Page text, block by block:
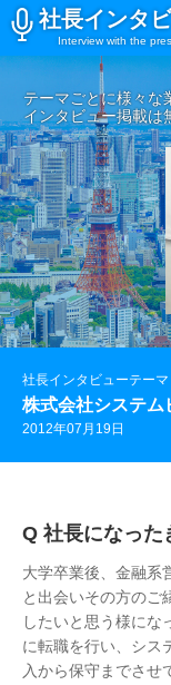
社長インタ
Interview with the
テーマごとに様々な
インタビュー掲載は
社長インタビューテー
株式会社システム
2012年07月19日
社長になった
大学卒業後、金融系
と出会いその方のご
したいと思う様にな
に転職を行い、シス
入から保守までさせ